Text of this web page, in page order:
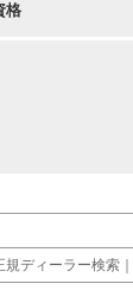
格
規ディーラー検索